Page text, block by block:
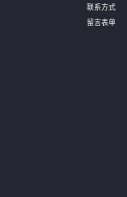
联系方式
留言表单